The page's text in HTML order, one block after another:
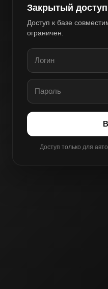
Закрытый доступ
Доступ к базе
ограничен.
Доступ только для